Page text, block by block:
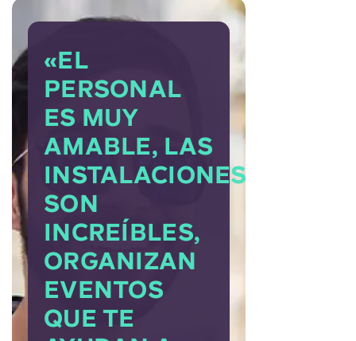
«EL
PERSONAL
ES MUY
AMABLE, LAS
INSTALACIONES
SON
INCREÍBLES,
ORGANIZAN
EVENTOS
QUE TE